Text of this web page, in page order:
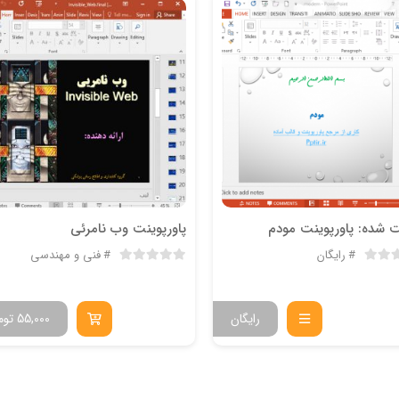
شده: پاورپوینت مودم
رایگان
رایگان
پاورپوینت وب نامرئی
فنی و مهندسی
55,000